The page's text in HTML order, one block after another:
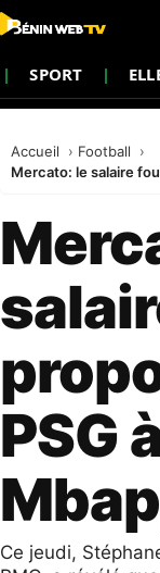
SPORT
Accueil
Football
Mercato: le salaire
PSG
Ce jeudi,